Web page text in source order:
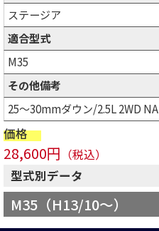
ステージア
適合型式
M35
その他備考
25～30mmダウン/2.5L 2WD NA
価格
28,600円 （税込）
型式別データ
M35（H13/10～）